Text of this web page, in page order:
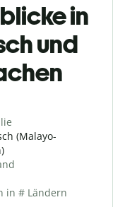
in
und
(Malayo-
in # Ländern